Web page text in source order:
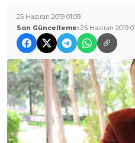
25 Haziran 2019 01:09
Son Güncelleme: 25 Haziran 2019